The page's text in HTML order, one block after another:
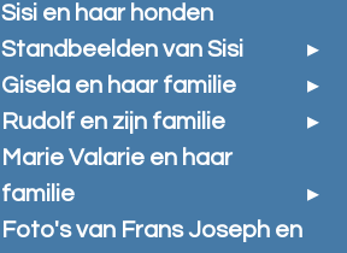
Sisi en haar honden
Standbeelden van Sisi
Gisela en haar familie
Rudolf en zijn familie
Marie Valarie en haar
familie
Foto's van Frans Joseph en